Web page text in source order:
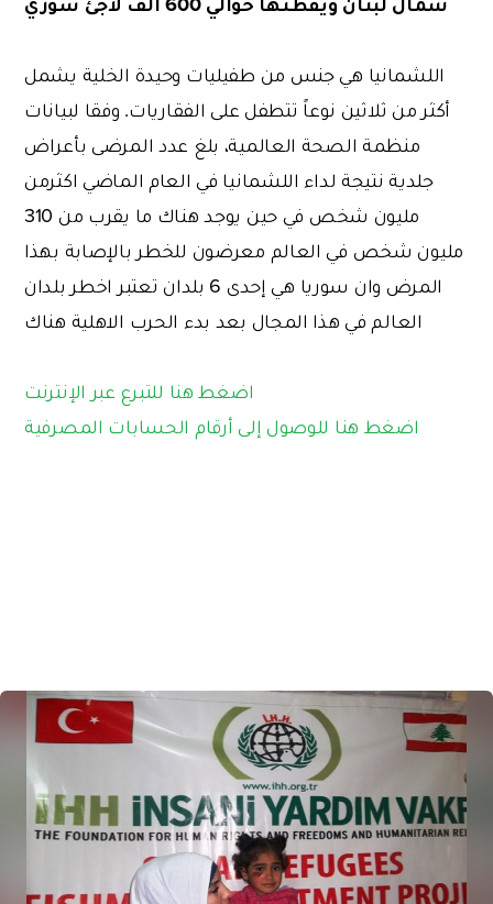
اللشمانيا هي جنس من طفيليات وحيدة الخلية يشمل
أكثر من ثلاثين نوعاً تتطفل على الفقاريات. وفقا لبيانات
منظمة الصحة العالمية، بلغ عدد المرضى بأعراض
جلدية نتيجة لداء اللشمانيا في العام الماضي اكثرمن
مليون شخص في حين يوجد هناك ما يقرب من 310
مليون شخص في العالم معرضون للخطر بالإصابة بهذا
المرض وان سوريا هي إحدى 6 بلدان تعتبر اخطر بلدان
العالم في هذا المجال بعد بدء الحرب الاهلية هناك
اضغط هنا للتبرع عبر الإنترنت
اضغط هنا للوصول إلى أرقام الحسابات المصرفية